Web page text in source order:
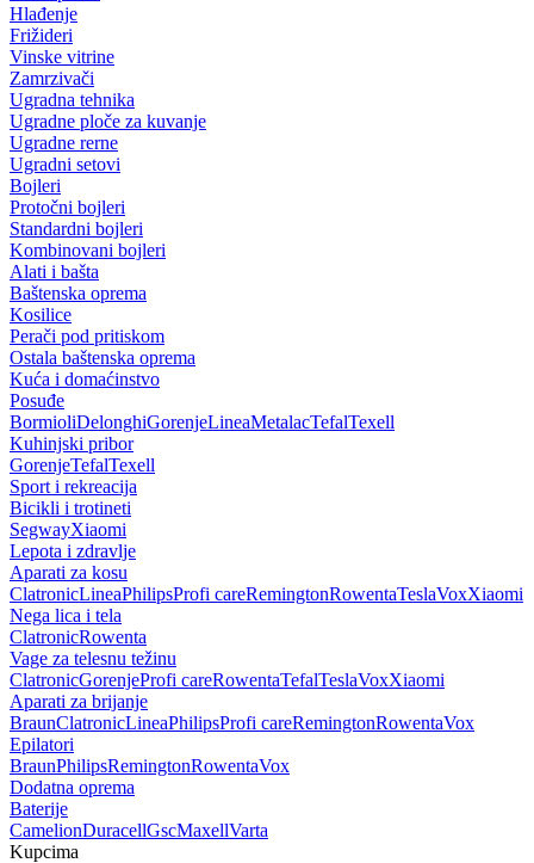
Hlađenje
Frižideri
Vinske vitrine
Zamrzivači
Ugradna tehnika
Ugradne ploče za kuvanje
Ugradne rerne
Ugradni setovi
Bojleri
Protočni bojleri
Standardni bojleri
Kombinovani bojleri
Alati i bašta
Baštenska oprema
Kosilice
Perači pod pritiskom
Ostala baštenska oprema
Kuća i domaćinstvo
Posuđe
BormioliDelonghiGorenjeLineaMetalacTefalTexell
Kuhinjski pribor
GorenjeTefalTexell
Sport i rekreacija
Bicikli i trotineti
SegwayXiaomi
Lepota i zdravlje
Aparati za kosu
ClatronicLineaPhilipsProfi careRemingtonRowentaTeslaVoxXiaomi
Nega lica i tela
ClatronicRowenta
Vage za telesnu težinu
ClatronicGorenjeProfi careRowentaTefalTeslaVoxXiaomi
Aparati za brijanje
BraunClatronicLineaPhilipsProfi careRemingtonRowentaVox
Epilatori
BraunPhilipsRemingtonRowentaVox
Dodatna oprema
Baterije
CamelionDuracellGscMaxellVarta
Kupcima